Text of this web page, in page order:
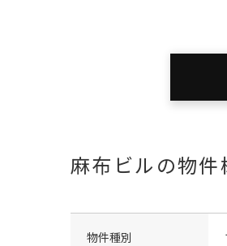
麻布ビルの物件
物件種別